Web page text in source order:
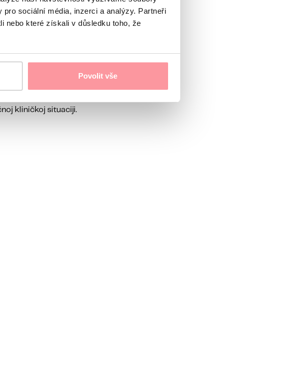
sociální média, inzerci a analýzy. Partneři
nebo které získali v důsledku toho, že
Povolit vše
i dugotrajne neplodnosti bez jasnog uzroka.
pravi korak u pravo vreme.
kliničkoj situaciji.